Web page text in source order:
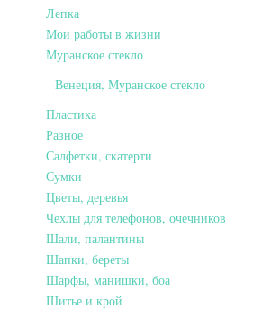
Лепка
Мои работы в жизни
Муранское стекло
Венеция, Муранское стекло
Пластика
Разное
Салфетки, скатерти
Сумки
Цветы, деревья
Чехлы для телефонов, очечников
Шали, палантины
Шапки, береты
Шарфы, манишки, боа
Шитье и крой